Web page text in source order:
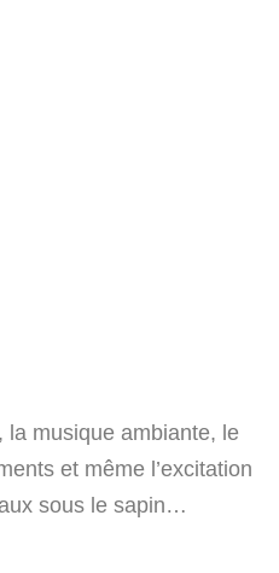
la musique ambiante, le
et même l’excitation
sous le sapin…